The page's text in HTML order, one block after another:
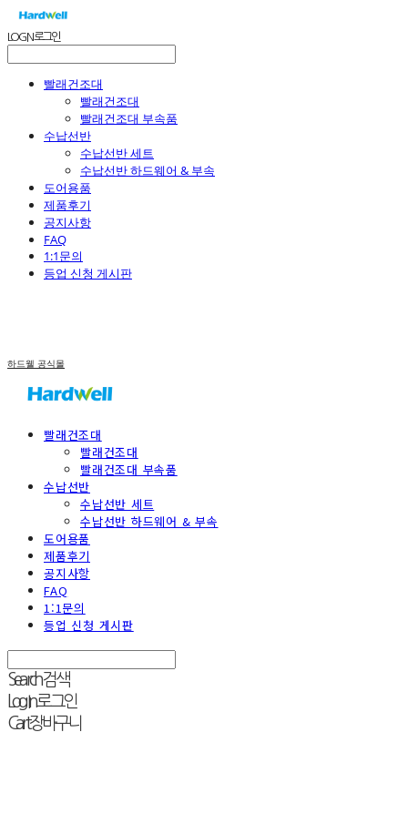
LOG IN로그인
빨래건조대
빨래건조대
빨래건조대 부속품
수납선반
수납선반 세트
수납선반 하드웨어 & 부속
도어용품
제품후기
공지사항
FAQ
1:1문의
등업 신청 게시판
하드웰 공식몰
빨래건조대
빨래건조대
빨래건조대 부속품
수납선반
수납선반 세트
수납선반 하드웨어 & 부속
도어용품
제품후기
공지사항
FAQ
1:1문의
등업 신청 게시판
Search검색
Log In로그인
Cart장바구니